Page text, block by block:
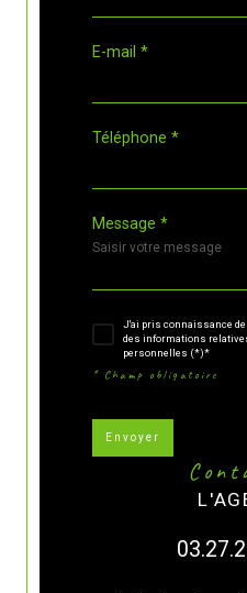
E-mail *
Téléphone *
Message *
J'ai pris connaissance
des informations
personnelles (*)*
* Champ obligatoire
Envoyer